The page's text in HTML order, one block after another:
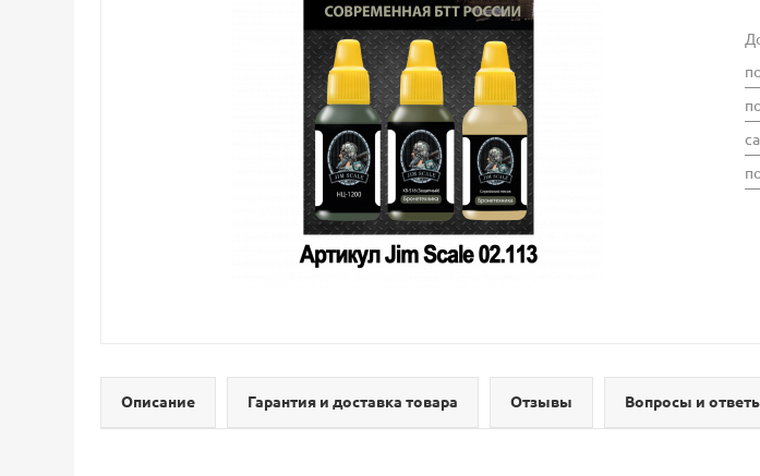
Описание Гарантия и доставка товара Отзывы Вопросы и